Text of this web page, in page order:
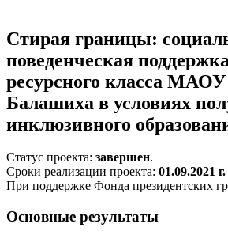
Стирая границы:
поведенческая
ресурсного класса
Балашиха в условиях
инклюзивного
Статус проекта: завершен.
Сроки реализации проекта: 01.09.2021
При поддержке Фонда президентских
Основные результаты